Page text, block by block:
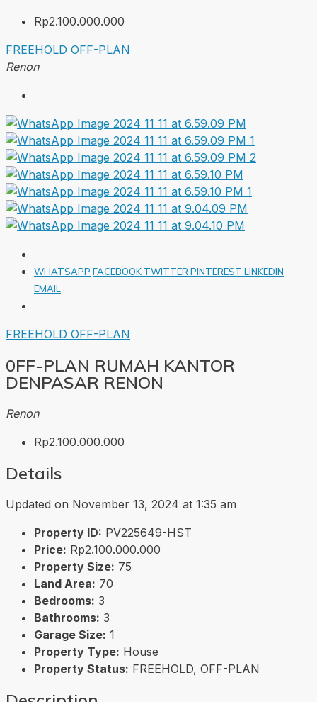
Rp2.100.000.000
FREEHOLD OFF-PLAN
Renon
WHATSAPP FACEBOOK TWITTERPINTEREST LINKEDIN
EMAIL
FREEHOLD OFF-PLAN
0FF-PLAN RUMAH KANTOR
DENPASAR RENON
Renon
Rp2.100.000.000
Details
Updated on November 13, 2024 at 1:35 am
Property ID: PV225649-HST
Price: Rp2.100.000.000
Property Size: 75
Land Area: 70
Bedrooms: 3
Bathrooms: 3
Garage Size: 1
Property Type: House
Property Status: FREEHOLD, OFF-PLAN